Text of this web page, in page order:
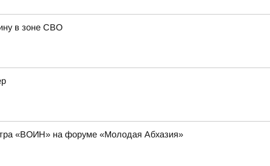
в зоне СВО
«ВОИН» на форуме «Молодая Абхазия»